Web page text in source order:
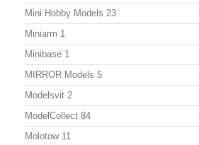
Mini Hobby Models 23
Miniarm 1
Minibase 1
MIRROR Models 5
Modelsvit 2
ModelСollect 84
Molotow 11